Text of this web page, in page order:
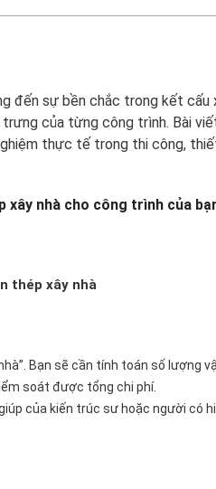
đến sự bền chắc trong kết cấu
của từng công trình. Bài
thực tế trong thi công,
xây nhà cho công trình của
Bạn sẽ cần tính toán số lượng
soát được tổng chi phí.
của kiến trúc sư hoặc người có